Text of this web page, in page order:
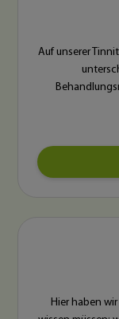
Auf unserer
Hier haben